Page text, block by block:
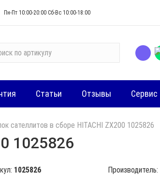
Пн-Пт 10:00-20:00 Сб-Вс 10:00-18:00
Статьи Отзывы Сервис
сателлитов в сборе HITACHI ZX200 1025826
1025826
1025826 Производитель: